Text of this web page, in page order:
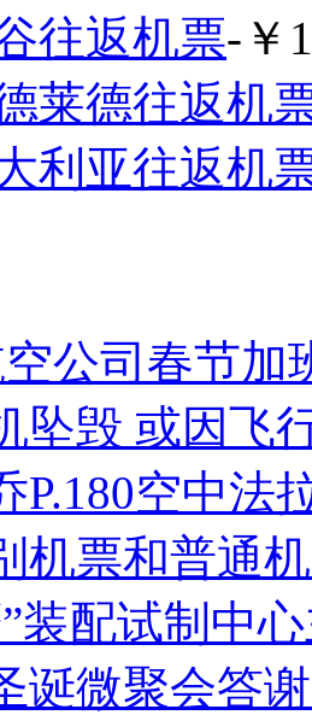
往返机票-￥
莱德往返机
利亚往返机
公司春节加
坠毁 或因飞
P.180空中法
机票和普通
装配试制中
诞微聚会答